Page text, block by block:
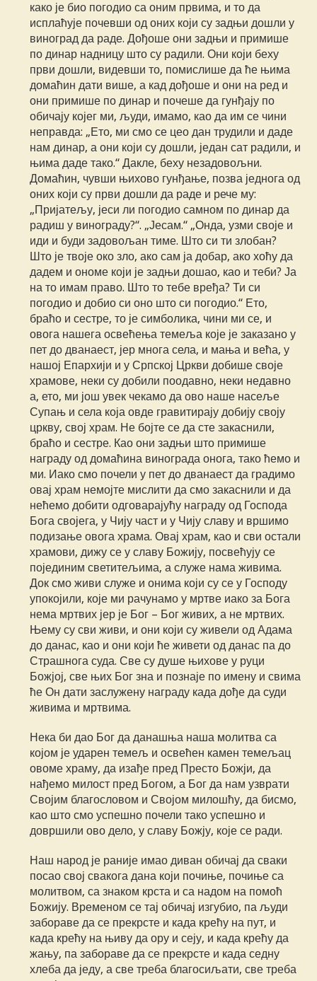
како је био погодио са оним првима, и то да
исплаћује почевши од оних који су задњи дошли у
виноград да раде. Дођоше они задњи и примише
по динар надницу што су радили. Они који беху
први дошли, видевши то, помислише да ће њима
домаћин дати више, а кад дођоше и они на ред и
они примише по динар и почеше да гунђају по
обичају којег ми, људи, имамо, као да им се чини
неправда: „Ето, ми смо се цео дан трудили и даде
нам динар, а они који су дошли, један сат радили, и
њима даде тако.“ Дакле, беху незадовољни.
Домаћин, чувши њихово гунђање, позва једнога од
оних који су први дошли да раде и рече му:
„Пријатељу, јеси ли погодио самном по динар да
радиш у винограду?“. „Јесам.“ „Онда, узми своје и
иди и буди задовољан тиме. Што си ти злобан?
Што је твоје око зло, ако сам ја добар, ако хоћу да
дадем и ономе који је задњи дошао, као и теби? Ја
на то имам право. Што то тебе вређа? Ти си
погодио и добио си оно што си погодио.“ Ето,
браћо и сестре, то је симболика, чини ми се, и
овога нашега освећења темеља које је заказано у
пет до дванаест, јер многа села, и мања и већа, у
нашој Епархији и у Српској Цркви добише своје
храмове, неки су добили поодавно, неки недавно
а, ето, ми још увек чекамо да ово наше насеље
Супањ и села која овде гравитирају добију своју
цркву, свој храм. Не бојте се да сте закаснили,
браћо и сестре. Као они задњи што примише
награду од домаћина винограда онога, тако ћемо и
ми. Иако смо почели у пет до дванаест да градимо
овај храм немојте мислити да смо закаснили и да
нећемо добити одговарајућу награду од Господа
Бога својега, у Чију част и у Чију славу и вршимо
подизање овога храма. Овај храм, као и сви остали
храмови, дижу се у славу Божију, посвећују се
појединим светитељима, а служе нама живима.
Док смо живи служе и онима који су се у Господу
упокојили, које ми рачунамо у мртве иако за Бога
нема мртвих јер је Бог – Бог живих, а не мртвих.
Њему су сви живи, и они који су живели од Адама
до данас, као и они који ће живети од данас па до
Страшнога суда. Све су душе њихове у руци
Божјој, све њих Бог зна и познаје по имену и свима
ће Он дати заслужену награду када дође да суди
живима и мртвима.
Нека би дао Бог да данашња наша молитва са
којом је ударен темељ и освећен камен темељац
овоме храму, да изађе пред Престо Божји, да
нађемо милост пред Богом, а Бог да нам узврати
Својим благословом и Својом милошћу, да бисмо,
као што смо успешно почели тако успешно и
довршили ово дело, у славу Божју, које се ради.
Наш народ је раније имао диван обичај да сваки
посао свој свакога дана који почиње, почиње са
молитвом, са знаком крста и са надом на помоћ
Божију. Временом се тај обичај изгубио, па људи
забораве да се прекрсте и када крећу на пут, и
када крећу на њиву да ору и сеју, и када крећу да
жању, па забораве да се прекрсте и када седну
хлеба да једу, а све треба благосиљати, све треба